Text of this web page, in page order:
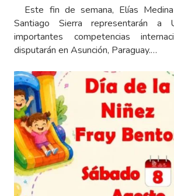
Este fin de semana, Elías
Santiago Sierra representarán a
importantes competencias
disputarán en Asunción, Paraguay.…